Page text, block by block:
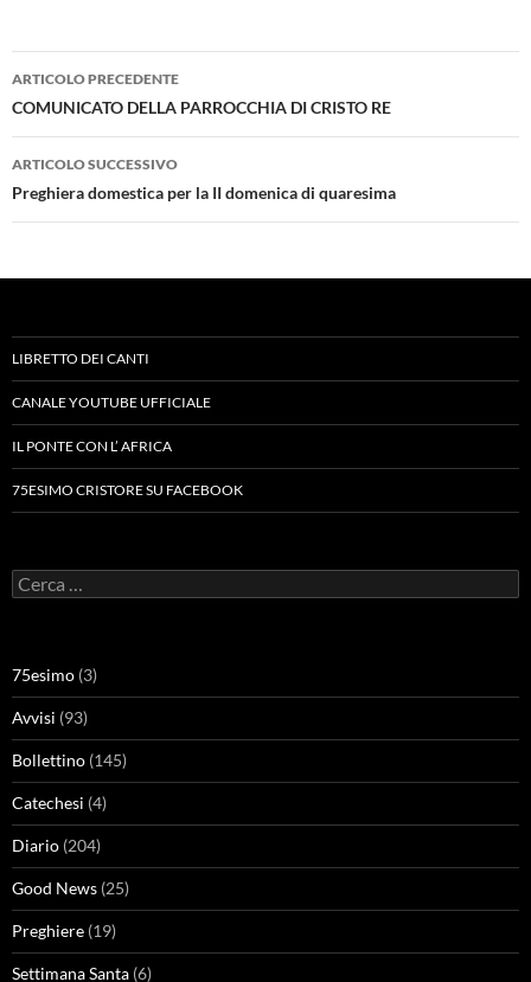
Navigazione
articolo
ARTICOLO PRECEDENTE
COMUNICATO DELLA PARROCCHIA DI CRISTO RE
ARTICOLO SUCCESSIVO
Preghiera domestica per la II domenica di quaresima
LIBRETTO DEI CANTI
CANALE YOUTUBE UFFICIALE
IL PONTE CON L’ AFRICA
75ESIMO CRISTORE SU FACEBOOK
Ricerca
per:
75esimo (3)
Avvisi (93)
Bollettino (145)
Catechesi (4)
Diario (204)
Good News (25)
Preghiere (19)
Settimana Santa (6)